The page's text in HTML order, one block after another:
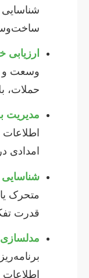
شناسایی
وسعت و
حملات،
مدیریت
امدادی
شناسایی
متحرک یا
قدرت